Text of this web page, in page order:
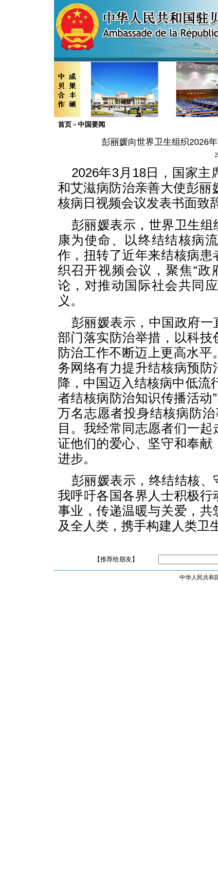
首页 > 中国要闻
彭丽媛向世界卫生组织2026
2026年3月18日，国家
和艾滋病防治亲善大使彭丽
核病日视频会议发表书面致
彭丽媛表示，世界卫生
康为使命、以终结结核病
作，扭转了近年来结核病
织召开视频会议，聚焦“
论，对推动国际社会共同
义。
彭丽媛表示，中国政府
部门落实防治举措，以科
防治工作不断迈上更高水
务网络有力提升结核病预
降，中国迈入结核病中低流
者结核病防治知识传播活动
万名志愿者投身结核病防
目。我经常同志愿者们一
证他们的爱心、坚守和奉
进步。
彭丽媛表示，终结结核
我呼吁各国各界人士积极
事业，传递温暖与关爱，
及全人类，携手构建人类卫
【推荐给朋友】
中华人民共和